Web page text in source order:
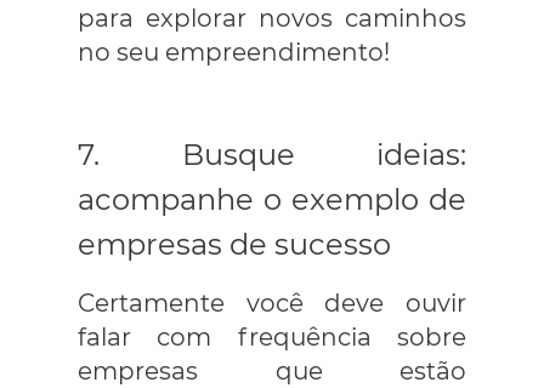
para explorar novos caminhos
no seu empreendimento!
7. Busque ideias:
acompanhe o exemplo de
empresas de sucesso
Certamente você deve ouvir
falar com frequência sobre
empresas que estão